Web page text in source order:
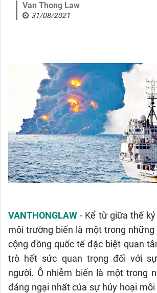
Van Thong Law
31/08/2021
VANTHONGLAW - Kể từ giữa thế
môi trường biển là một trong
cộng đồng quốc tế đặc biệt quan
trò hết sức quan trọng đối với
người. Ô nhiễm biển là một trong
đáng ngại nhất của sự hủy hoại